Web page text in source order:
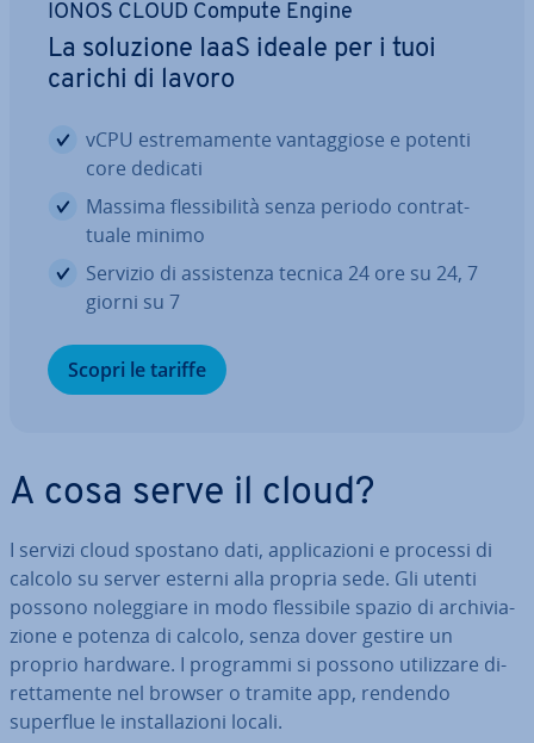
IONOS CLOUD Compute Engine
La soluzione IaaS ideale per i tuoi
carichi di lavoro
vCPU estre­ma­men­te van­tag­gio­se e potenti
core dedicati
Massima fles­si­bi­li­tà senza periodo con­trat­
tua­le minimo
Servizio di as­si­sten­za tecnica 24 ore su 24, 7
giorni su 7
Scopri le tariffe
A cosa serve il cloud?
I servizi cloud spostano dati, ap­pli­ca­zio­ni e processi di
calcolo su server esterni alla propria sede. Gli utenti
possono no­leg­gia­re in modo fles­si­bi­le spazio di ar­chi­via­
zio­ne e potenza di calcolo, senza dover gestire un
proprio hardware. I programmi si possono uti­liz­za­re di­
ret­ta­men­te nel browser o tramite app, rendendo
superflue le in­stal­la­zio­ni locali.